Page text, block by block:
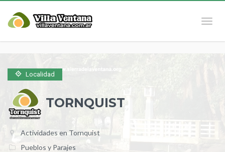
Localidad
TORNQUIST
Actividades en Tornquist
Pueblos y Parajes